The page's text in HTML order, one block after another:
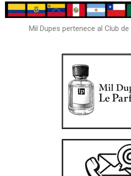
Mil Dupes pertenece al Club